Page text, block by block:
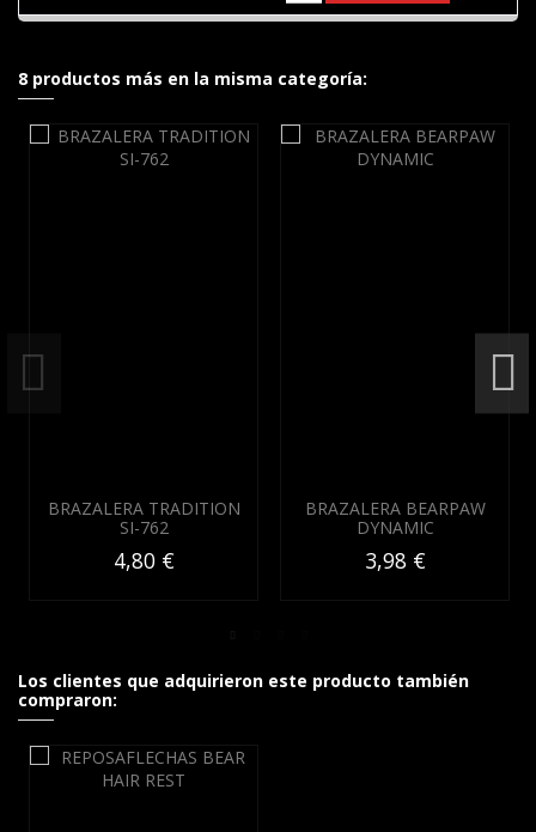
8 productos más en la misma categoría:
BRAZALERA TRADITION
SI-762
4,80 €
BRAZALERA BEARPAW
DYNAMIC
3,98 €
Los clientes que adquirieron este producto también
compraron: